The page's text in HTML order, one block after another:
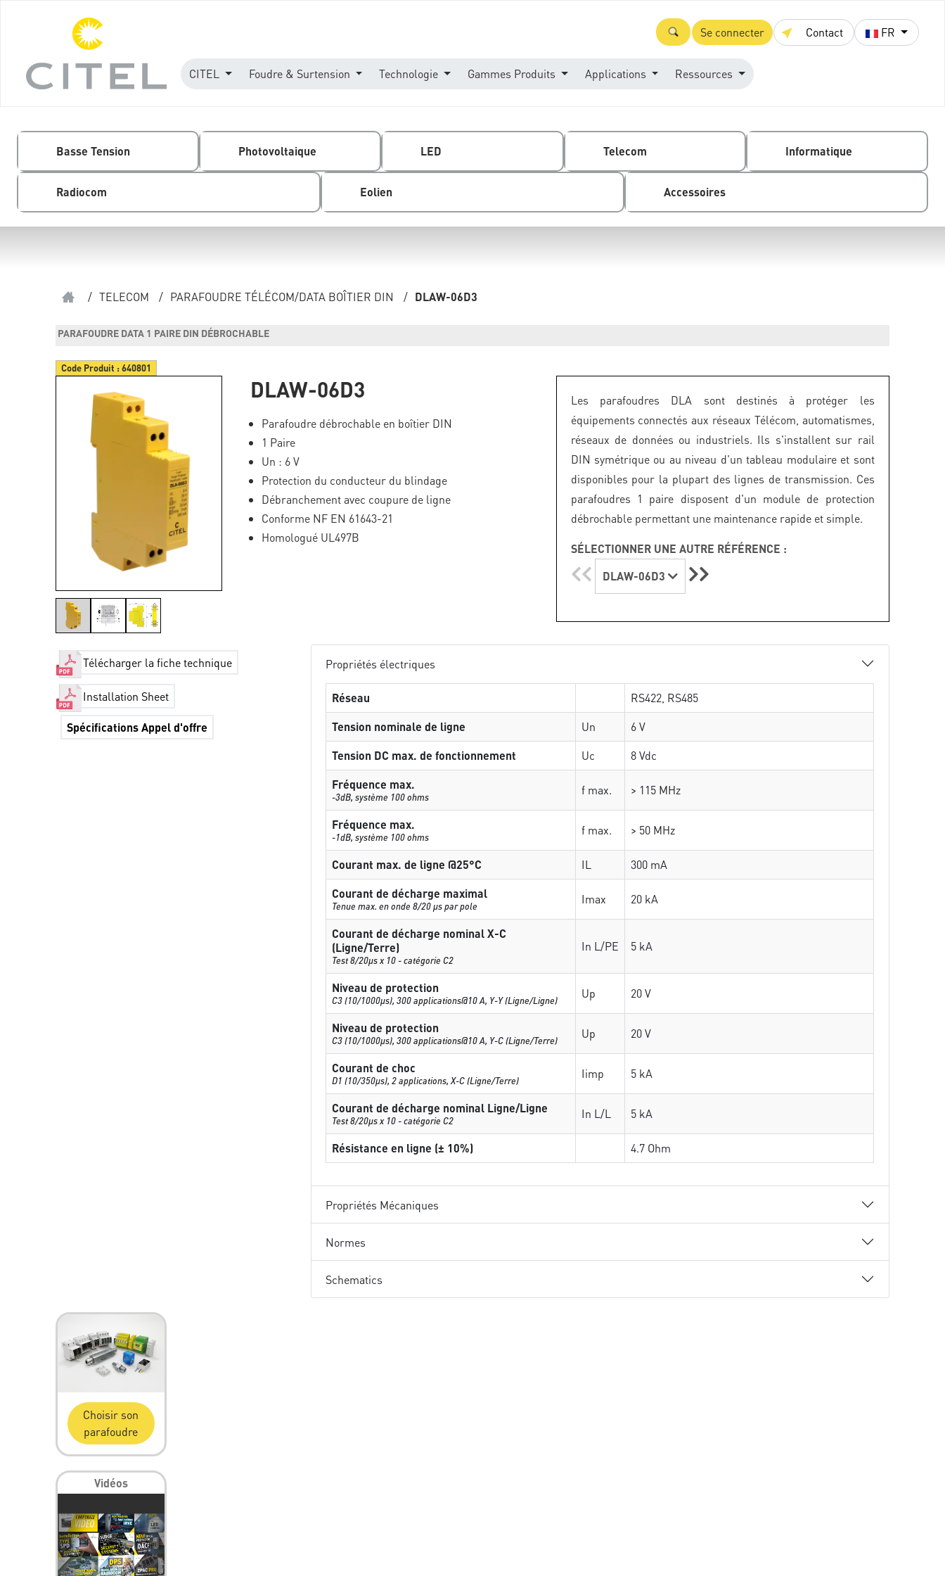
Se connecter Contact FR
CITEL Foudre & Surtension Technologie Gammes Produits Applications Ressources
Basse Tension Photovoltaique LED Telecom Informatique
Radiocom Eolien Accessoires
/ TELECOM / PARAFOUDRE TÉLÉCOM/DATA BOÎTIER DIN / DLAW-06D3
PARAFOUDRE DATA 1 PAIRE DIN DÉBROCHABLE
Code Produit :640801
DLAW-06D3
Parafoudre débrochable en boîtier DIN
1 Paire
Un : 6 V
Protection du conducteur du blindage
Débranchement avec coupure de ligne
Conforme NF EN 61643-21
Homologué UL497B
Les parafoudres DLA sont destinés à protéger les
équipements connectés aux réseaux Télécom, automatismes,
réseaux de données ou industriels. Ils s'installent sur rail
DIN symétrique ou au niveau d'un tableau modulaire et sont
disponibles pour la plupart des lignes de transmission. Ces
parafoudres 1 paire disposent d'un module de protection
débrochable permettant une maintenance rapide et simple.
SÉLECTIONNER UNE AUTRE RÉFÉRENCE :
DLAW-06D3
Télécharger la fiche technique
Installation Sheet
Spécifications Appel d'offre
Propriétés électriques
Réseau
RS422, RS485
Tension nominale de ligne
Un
6 V
Tension DC max. de fonctionnement
Uc
8 Vdc
Fréquence max.
-3dB, système 100 ohms f max. > 115 MHz
Fréquence max.
-1dB, système 100 ohms f max. > 50 MHz
Courant max. de ligne @25°C IL
300 mA
Courant de décharge maximal
Tenue max. en onde 8/20 µs par pole Imax 20 kA
Courant de décharge nominal X-C
(Ligne/Terre)
Test 8/20µs x 10 - catégorie C2
In L/PE 5 kA
Niveau de protection
C3 (10/1000μs), 300 applications@10 A, Y-Y (Ligne/Ligne) Up 20 V
Niveau de protection
C3 (10/1000μs), 300 applications@10 A, Y-C (Ligne/Terre) Up 20 V
Courant de choc
D1 (10/350μs), 2 applications, X-C (Ligne/Terre) Iimp 5 kA
Courant de décharge nominal Ligne/Ligne
Test 8/20µs x 10 - catégorie C2 In L/L 5 kA
Résistance en ligne (± 10%) 4.7 Ohm
Propriétés Mécaniques
Normes
Schematics
Choisir son
parafoudre
Vidéos